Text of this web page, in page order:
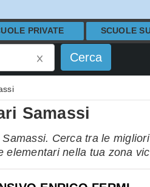
PRIVATE SCUOLE
Samassi
Cerca tra le
elementari nella tua zona